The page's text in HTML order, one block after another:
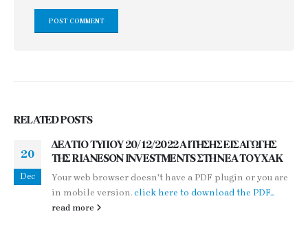
RELATEDPOSTS
26
Mar
ΔΕΛΤΙΟ ΤΥΠΟΥ 26/03/2014
Your web browser doesn't have a PDF plugin or you
in mobile version.click here to download the PDF...
read more